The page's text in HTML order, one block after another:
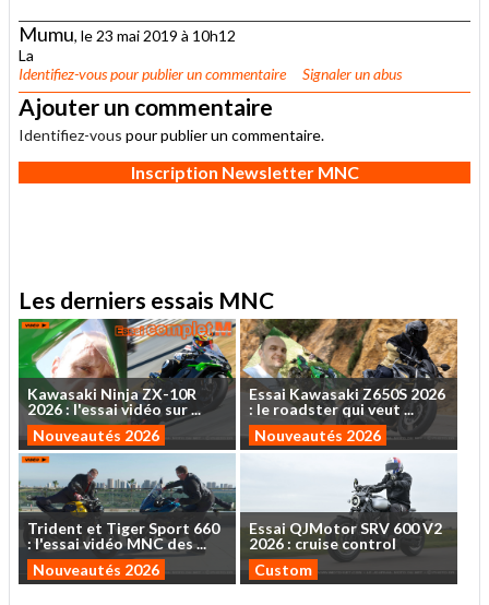
Mumu, le 23 mai 2019 à 10h12
La
Identifiez-vouspour publier un commentaire Signaler un abus
Ajouter un commentaire
Identifiez-vous pour publier un commentaire.
Inscription Newsletter MNC
Les derniers essais MNC
Kawasaki NinjaZX-10R
2026: l'essaividéo sur...
Nouveautés 2026
Essai KawasakiZ650S 2026
: le roadsterquiveut ...
Nouveautés 2026
Trident et TigerSport 660
: l'essaividéoMNCdes...
Nouveautés 2026
EssaiQJMotorSRV 600V2
2026 : cruise control
Custom